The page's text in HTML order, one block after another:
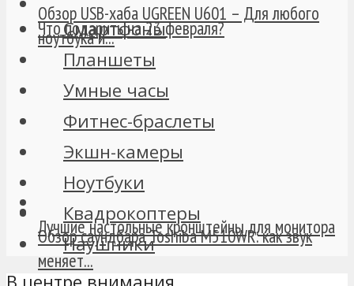
Что подарить на 23 февраля?
Лучшие настольные кронштейны для монитора
Обзор USB-хаба UGREEN U601 – Для любого
ноутбука и...
Обзор саундбара Toshiba M510WR: как звук
меняет...
Смартфоны
Планшеты
Умные часы
Фитнес-браслеты
Экшн-камеры
Ноутбуки
Квадрокоптеры
Наушники